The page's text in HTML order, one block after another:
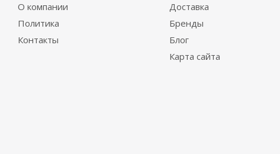
О компании
Политика
Контакты
Доставка
Бренды
Блог
Карта сайта